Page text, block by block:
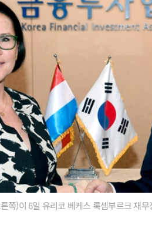
쪽)이 6일 유리코 베케스 룩셈부르크 재